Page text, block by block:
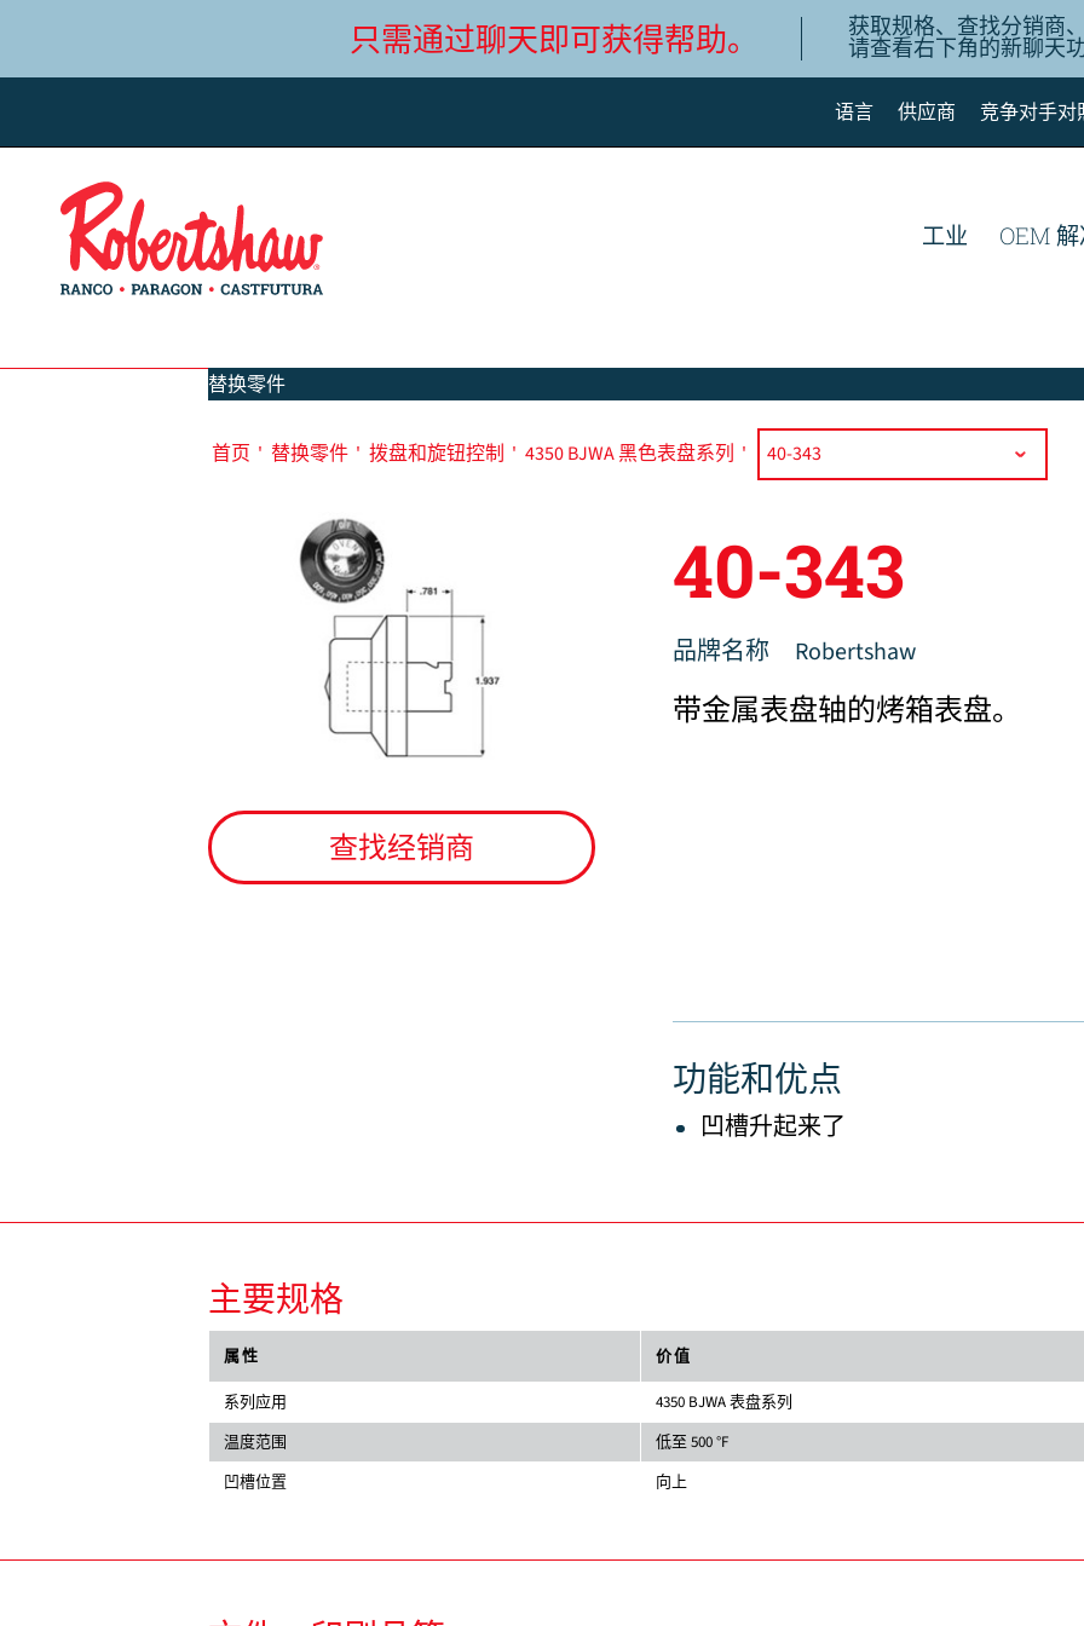
只需通过聊天即可获得帮助。 获取规格、查找分销商
请查看右下角的新聊天
语言
Español de México
供应商 竞争对手对
工业 OEM
替换零件
首页 ' 替换零件 ' 拨盘和旋钮控制 ' 4350 BJWA 黑色表盘系列 '
查找经销商
40-343
品牌名称 Robertshaw
带金属表盘轴的烤箱表盘。
功能和优点
凹槽升起来了
主要规格
属性 价值
系列应用
4350 BJWA 表盘系列
温度范围
低至 500 °F
凹槽位置
向上